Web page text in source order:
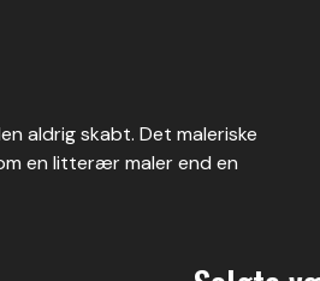
aldrig skabt. Det maleriske
en litterær maler end en